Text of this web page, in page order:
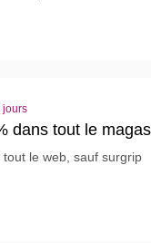
jours
dans tout le
le web, sauf surgrip